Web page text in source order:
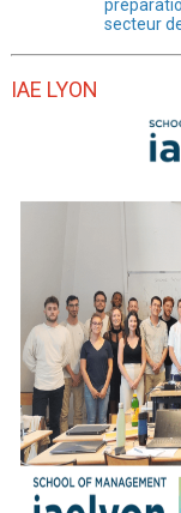
secteur
IAE LYON